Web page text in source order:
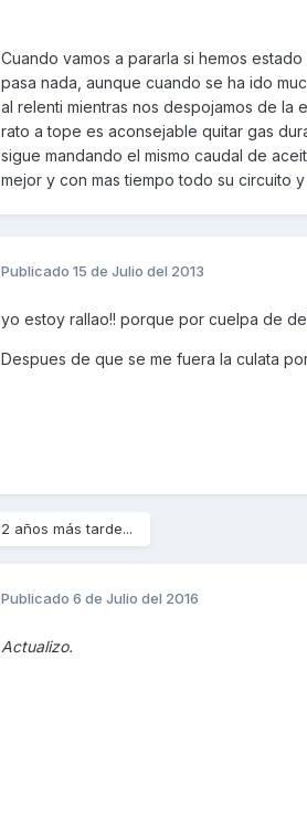
Cuando vamos a pararla si hemos
pasa nada, aunque cuando se ha ido
al relenti mientras nos despojamos de la
rato a tope es aconsejable quitar gas
sigue mandando el mismo caudal de
mejor y con mas tiempo todo su circuito
Publicado 15 de Julio del 2013
yo estoy rallao!! porque por cuelpa de
Despues de que se me fuera la culata
2 años más tarde...
Publicado 6 de Julio del 2016
Actualizo.